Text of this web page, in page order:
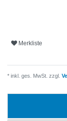
Merkliste
* inkl. ges. MwSt. zzgl.